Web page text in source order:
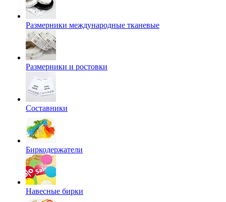
Размерники международные тканевые
Размерники и ростовки
Составники
Биркодержатели
Навесные бирки